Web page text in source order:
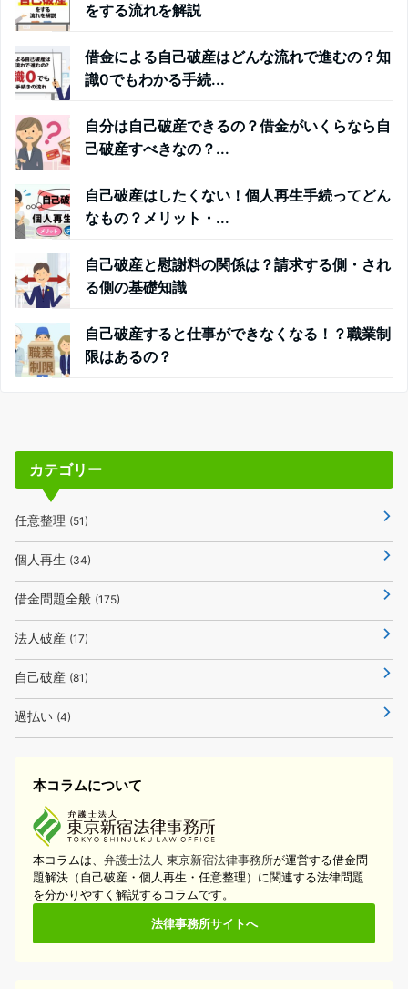
をする流れを解説
借金による自己破産はどんな流れで進むの？知
識0でもわかる手続...
自分は自己破産できるの？借金がいくらなら自
己破産すべきなの？...
自己破産はしたくない！個人再生手続ってどん
なもの？メリット・...
自己破産と慰謝料の関係は？請求する側・され
る側の基礎知識
自己破産すると仕事ができなくなる！？職業制
限はあるの？
カテゴリー
任意整理 (51)
個人再生 (34)
借金問題全般 (175)
法人破産 (17)
自己破産 (81)
過払い (4)
本コラムについて
本コラムは、 弁護士法人 東京新宿法律事務所が運営する借金問
題解決（自己破産・個人再生・任意整理）に関連する法律問題
を分かりやすく解説するコラムです。
法律事務所サイトへ